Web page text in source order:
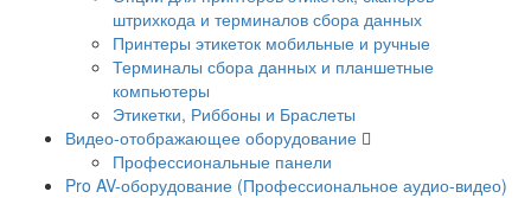
штрихкода и терминалов сбора данных
Принтеры этикеток мобильные и ручные
Терминалы сбора данных и планшетные
компьютеры
Этикетки, Риббоны и Браслеты
Видео-отображающее оборудование
Профессиональные панели
Pro AV-оборудование (Профессиональное аудио-видео)